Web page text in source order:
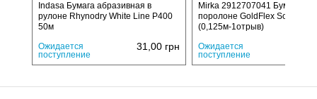
Indasa Бумага абразивная в
рулоне Rhynodry White Line P400
50м
Ожидается
поступление
31,00 грн
Mirka 2912707041 Бумага на
поролоне GoldFlex Soft P400
(0,125м-1отрыв)
Ожидается
поступление